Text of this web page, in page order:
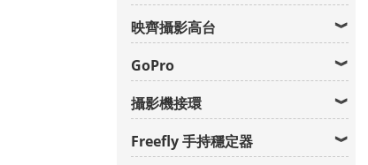
映齊攝影高台
GoPro
攝影機接環
Freefly 手持穩定器